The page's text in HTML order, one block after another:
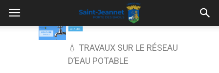
💧 TRAVAUX SUR LE RÉSEAU
D’EAU POTABLE